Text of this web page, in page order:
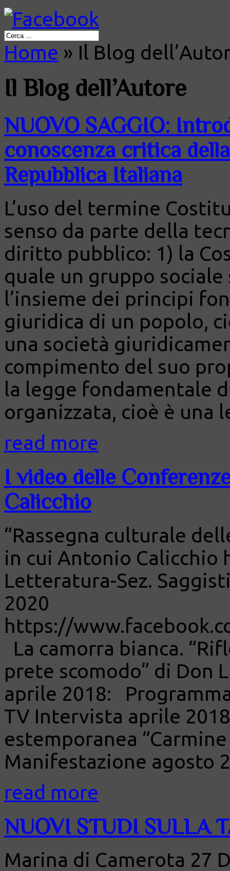
Home » Il Blog
Il Blog dell’Autore
NUOVO SAGGIO:
conoscenza critica
Repubblica Italiana
L’uso del termine
senso da parte della
diritto pubblico: 1) la
quale un gruppo
l’insieme dei principi
giuridica di un popolo,
una società
compimento del suo
la legge fondamentale
organizzata, cioè è una
read more
I video delle
Calicchio
“Rassegna culturale
in cui Antonio Calicchio
Letteratura-Sez.
2020
https://
La camorra bianca.
prete scomodo” di Don
aprile 2018:
TV Intervista aprile
estemporanea
Manifestazione agosto
read more
NUOVI STUDI SULLA
Marina di Camerota 27